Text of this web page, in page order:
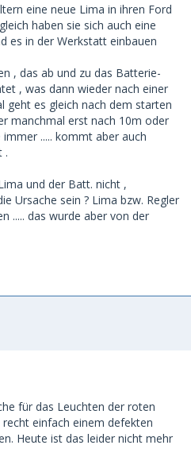
eine neue Lima in ihren Ford
haben sie sich auch eine
es in der Werkstatt einbauen
, das ab und zu das Batterie-
, was dann wieder nach einer
geht es gleich nach dem starten
manchmal erst nach 10m oder
..... kommt aber auch
.
und der Batt. nicht ,
Ursache sein ? Lima bzw. Regler
..... das wurde aber von der
für das Leuchten der roten
einfach einem defekten
Heute ist das leider nicht mehr